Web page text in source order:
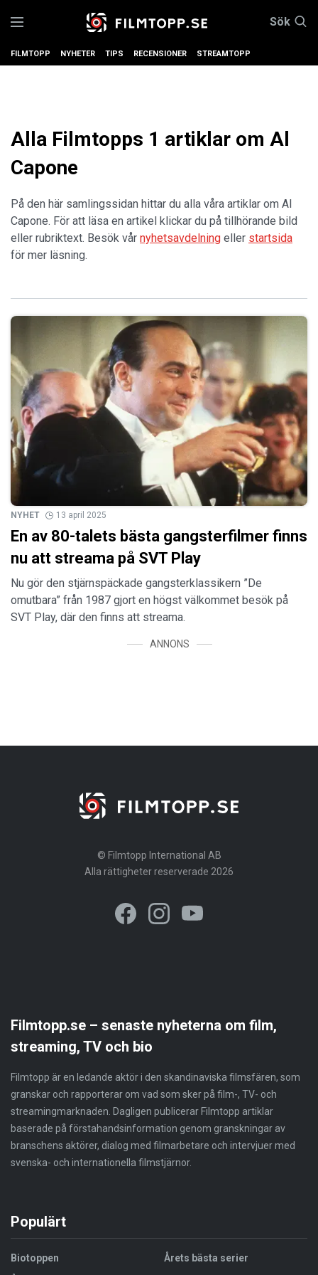
Sök
FILMTOPP NYHETER TIPS RECENSIONER STREAMTOPP
Alla Filmtopps 1 artiklar om Al
Capone
På den här samlingssidan hittar du alla våra artiklar om Al
Capone. För att läsa en artikel klickar du på tillhörande bild
eller rubriktext. Besök vår nyhetsavdelning eller startsida
för mer läsning.
NYHET 13 april 2025
En av 80-talets bästa gangsterfilmer finns
nu att streama på SVT Play
Nu gör den stjärnspäckade gangsterklassikern ”De
omutbara” från 1987 gjort en högst välkommet besök på
SVT Play, där den finns att streama.
ANNONS
© Filmtopp International AB
Alla rättigheter reserverade 2026
Filmtopp.se – senaste nyheterna om film,
streaming, TV och bio
Filmtopp är en ledande aktör i den skandinaviska filmsfären, som
granskar och rapporterar om vad som sker på film-, TV- och
streamingmarknaden. Dagligen publicerar Filmtopp artiklar
baserade på förstahandsinformation genom granskningar av
branschens aktörer, dialog med filmarbetare och intervjuer med
svenska- och internationella filmstjärnor.
Populärt
Biotoppen
Årets bästa serier